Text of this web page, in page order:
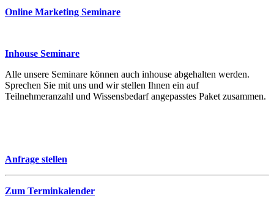
Online Marketing Seminare
Inhouse Seminare
Alle unsere Seminare können auch inhouse abgehalten werden.
Sprechen Sie mit uns und wir stellen Ihnen ein auf
Teilnehmeranzahl und Wissensbedarf angepasstes Paket zusammen.
Anfrage stellen
Zum Terminkalender